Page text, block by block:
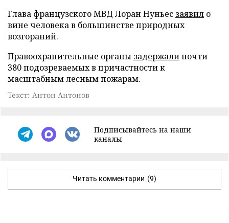
Глава французского МВД Лоран Нуньес заявил о
вине человека в большинстве природных
возгораний.
Правоохранительные органы задержалипочти
380 подозреваемых в причастности к
масштабным лесным пожарам.
Текст: Антон Антонов
Подписывайтесь на наши
каналы
Читать комментарии (9)